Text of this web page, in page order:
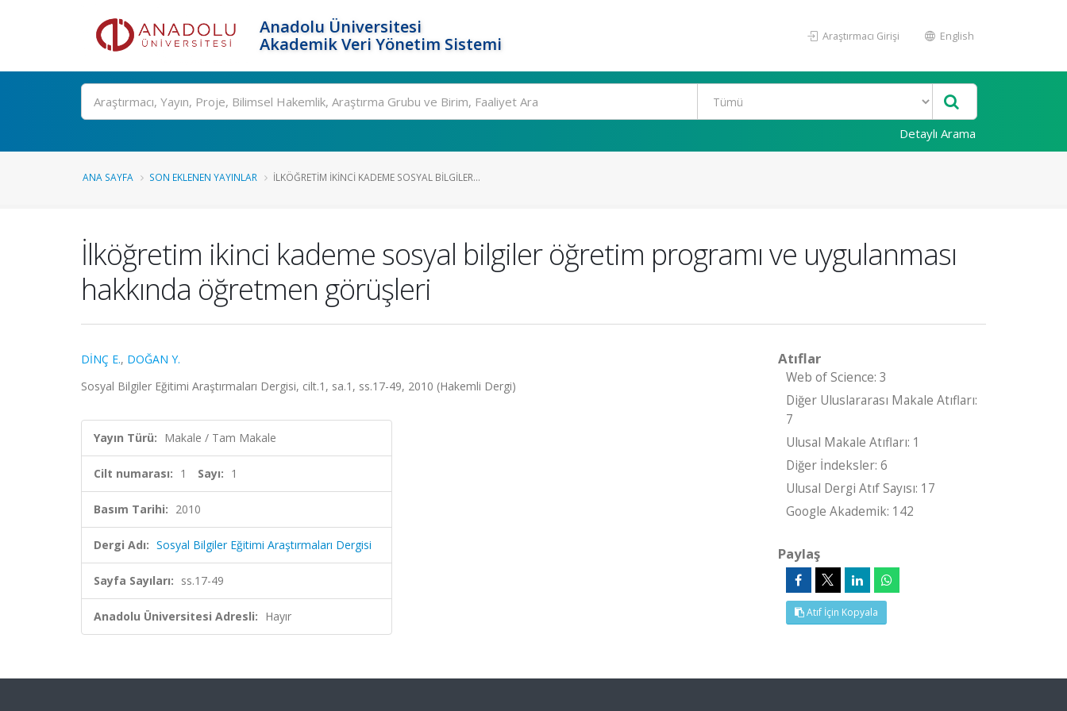
Anadolu Üniversitesi
Akademik Veri Yönetim Sistemi
Araştırmacı Girişi English
Ara
Detaylı Arama
ANA SAYFA SON EKLENEN YAYINLAR İLKÖĞRETIM IKINCI KADEME SOSYAL BILGILER...
İlköğretim ikinci kademe sosyal bilgiler öğretim programı ve uygulanması
hakkında öğretmen görüşleri
DİNÇ E., DOĞAN Y.
Sosyal Bilgiler Eğitimi Araştırmaları Dergisi, cilt.1, sa.1, ss.17-49, 2010 (Hakemli Dergi)
Yayın Türü: Makale / Tam Makale
Cilt numarası: 1 Sayı: 1
Basım Tarihi: 2010
Dergi Adı: Sosyal Bilgiler Eğitimi Araştırmaları Dergisi
Sayfa Sayıları: ss.17-49
Anadolu Üniversitesi Adresli: Hayır
Atıflar
Web of Science: 3
Diğer Uluslararası Makale Atıfları:
7
Ulusal Makale Atıfları: 1
Diğer İndeksler: 6
Ulusal Dergi Atıf Sayısı: 17
Google Akademik: 142
Paylaş
Atıf İçin Kopyala